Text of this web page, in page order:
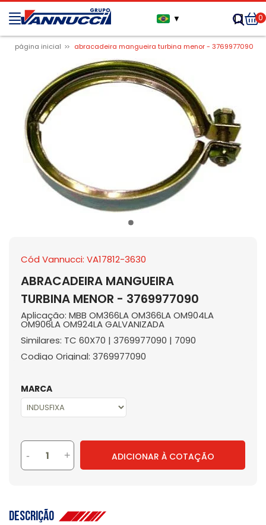
▼ 0
página inicial abracadeira mangueira turbina menor - 3769977090
Cód Vannucci: VA17812-3630
ABRACADEIRA MANGUEIRA
TURBINA MENOR - 3769977090
Aplicação: MBB OM366LA OM366LA OM904LA
OM906LA OM924LA GALVANIZADA
Similares: TC 60X70 | 3769977090 | 7090
Codigo Original: 3769977090
MARCA
- + ADICIONAR À COTAÇÃO
Descrição